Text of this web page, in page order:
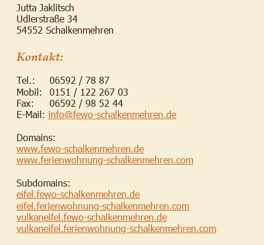
Jutta Jaklitsch
Udlerstraße 34
54552 Schalkenmehren
Kontakt:
Tel.:
06592 / 78 87
Mobil:
0151 / 122 267 03
Fax:
06592 / 98 52 44
E-Mail: info@fewo-schalkenmehren.de
Domains:
www.fewo-schalkenmehren.de
www.ferienwohnung-schalkenmehren.com
Subdomains:
eifel.fewo-schalkenmehren.de
eifel.ferienwohnung-schalkenmehren.com
vulkaneifel.fewo-schalkenmehren.de
vulkaneifel.ferienwohnung-schalkenmehren.com